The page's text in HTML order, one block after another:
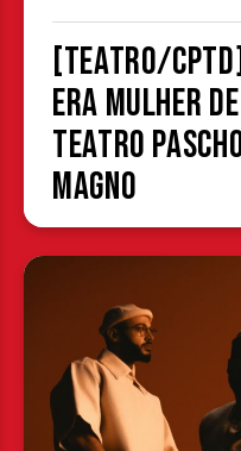
[TEATRO/
era mulher
Teatro
Magno